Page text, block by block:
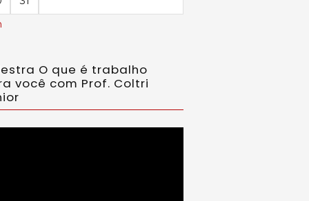
O que é trabalho
você com Prof. Coltri